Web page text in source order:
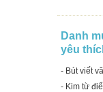
Danh
yêu
- Bút viết
- Kim từ